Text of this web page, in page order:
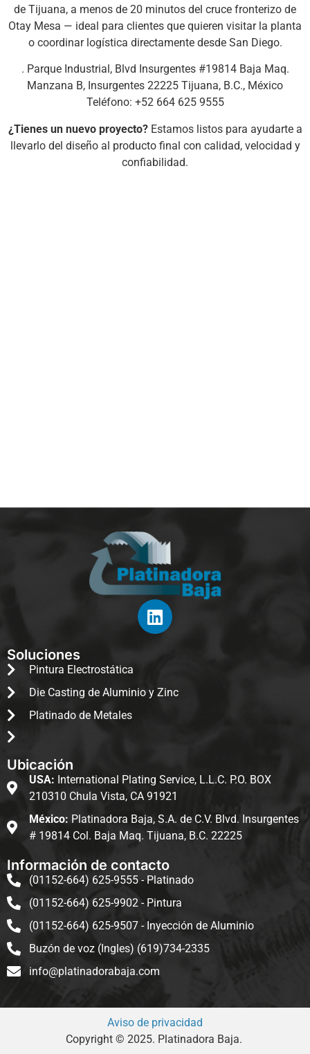
de Tijuana, a menos de 20 minutos del cruce fronterizo de
Otay Mesa — ideal para clientes que quieren visitar la planta
o coordinar logística directamente desde San Diego.
. Parque Industrial, Blvd Insurgentes #19814 Baja Maq.
Manzana B, Insurgentes 22225 Tijuana, B.C., México
Teléfono: +52 664 625 9555
¿Tienes un nuevo proyecto?Estamos listos para ayudarte a
llevarlo del diseño al producto final con calidad, velocidad y
confiabilidad.
Soluciones
Pintura Electrostática
Die Casting de Aluminio y Zinc
Platinado de Metales
Ubicación
USA: International Plating Service, L.L.C. P.O. BOX
210310 Chula Vista, CA 91921
México: Platinadora Baja, S.A. de C.V. Blvd. Insurgentes
# 19814 Col. Baja Maq. Tijuana, B.C. 22225
Información de contacto
(01152-664) 625-9555 - Platinado
(01152-664) 625-9902 - Pintura
(01152-664) 625-9507 - Inyección de Aluminio
Buzón de voz (Ingles) (619)734-2335
info@platinadorabaja.com
Aviso de privacidad
Copyright © 2025. Platinadora Baja.